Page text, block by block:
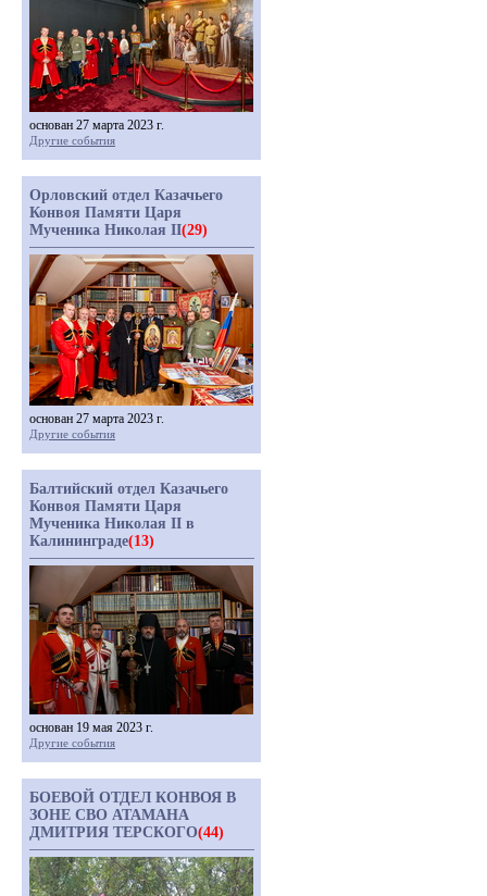
основан 27 марта 2023 г.
Другие события
Орловский отдел Казачьего
Конвоя Памяти Царя
Мученика Николая II(29)
основан 27 марта 2023 г.
Другие события
Балтийский отдел Казачьего
Конвоя Памяти Царя
Мученика Николая II в
Калининграде(13)
основан 19 мая 2023 г.
Другие события
БОЕВОЙ ОТДЕЛ КОНВОЯ В
ЗОНЕ СВО АТАМАНА
ДМИТРИЯ ТЕРСКОГО(44)